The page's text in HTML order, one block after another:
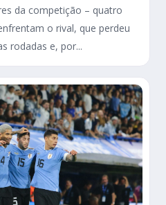
da competição – quatro
o rival, que perdeu
rodadas e, por...